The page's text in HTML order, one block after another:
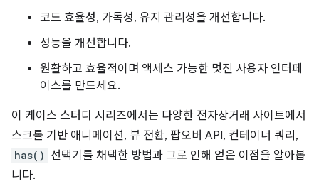
코드 효율성, 가독성, 유지 관리성을 개선합니다.
성능을 개선합니다.
원활하고 효율적이며 액세스 가능한 멋진 사용자 인터페
이스를 만드세요.
이 케이스 스터디 시리즈에서는 다양한 전자상거래 사이트에서
스크롤 기반 애니메이션, 뷰 전환, 팝오버 API, 컨테이너 쿼리,
has() 선택기를 채택한 방법과 그로 인해 얻은 이점을 알아봅
니다.